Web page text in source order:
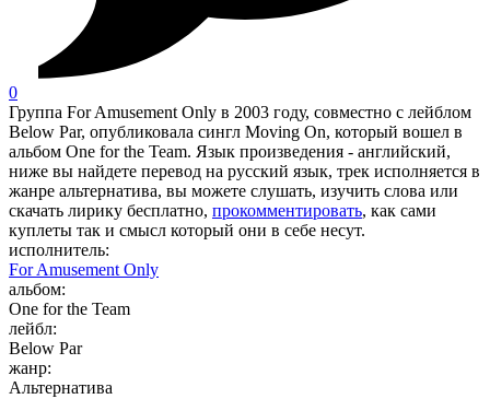
0
Группа For Amusement Only в 2003 году, совместно с лейблом
Below Par, опубликовала сингл Moving On, который вошел в
альбом One for the Team. Язык произведения - английский,
ниже вы найдете перевод на русский язык, трек исполняется в
жанре альтернатива, вы можете слушать, изучить слова или
скачать лирику бесплатно, прокомментировать, как сами
куплеты так и смысл который они в себе несут.
исполнитель:
For Amusement Only
альбом:
One for the Team
лейбл:
Below Par
жанр:
Альтернатива